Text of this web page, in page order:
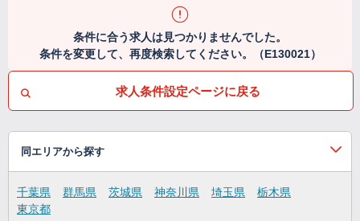
条件に合う求人は見つかりませんでした。
条件を変更して、再度検索してください。（E130021）
求人条件設定ページに戻る
同エリアから探す
千葉県 群馬県 茨城県 神奈川県 埼玉県
栃木県
東京都